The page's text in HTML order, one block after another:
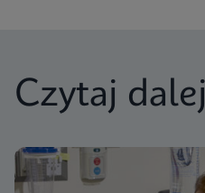
Czytaj dalej